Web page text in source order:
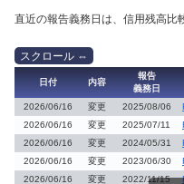
直近の報告義務日は、信用残高比
日付 内容
報告
義務日
2026/06/16 変更 2025/08/06
2026/06/16
変更 2025/07/11
2026/06/16
変更 2024/05/31
2026/06/16
変更 2023/06/30
2026/06/16
変更 2022/11/15